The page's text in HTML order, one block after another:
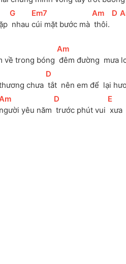
[
G
nhau
[
Em7
cúi mặt bước mà
[
Am
thôi.
[
D ]
[
về trong bóng
[
Am
đêm đường  mưa
chưa
[
D
tắt  nên em để  lại
người yêu năm
[
D
trước phút vui
[
E
xưa